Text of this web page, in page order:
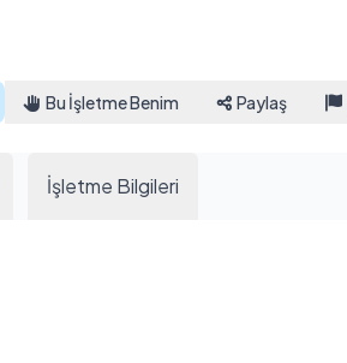
Bu İşletme Benim Paylaş
İşletme Bilgileri